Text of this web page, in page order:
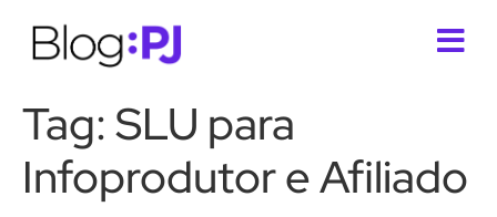
Tag:SLU para
Infoprodutor e Afiliado